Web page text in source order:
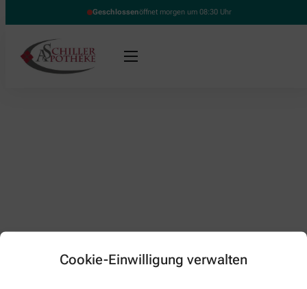
Cookie-Einwilligung verwalten
Geschlossenöffnet morgen um 08:30 Uhr